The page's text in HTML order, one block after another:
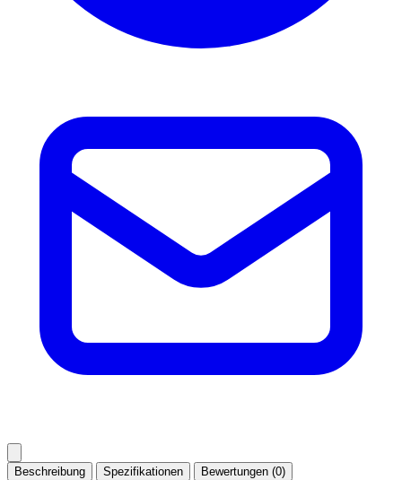
Beschreibung Spezifikationen Bewertungen (0)